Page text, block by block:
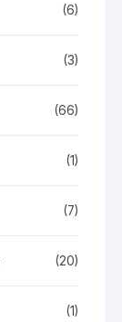
(6)
(3)
(66)
(1)
(7)
(20)
(1)